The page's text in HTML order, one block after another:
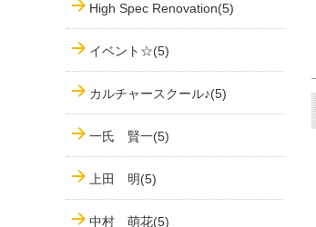
High Spec Renovation(5)
イベント☆(5)
カルチャースクール♪(5)
一氏 賢一(5)
上田 明(5)
中村 萌花(5)